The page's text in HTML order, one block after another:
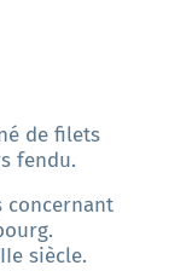
de filets
fendu.
siècle.